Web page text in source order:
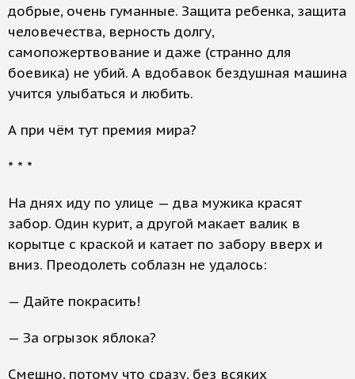
добрые, очень гуманные. Защита ребенка, защита
человечества, верность долгу,
самопожертвование и даже (странно для
боевика) не убий. А вдобавок бездушная машина
учится улыбаться и любить.
А при чём тут премия мира?
* * *
На днях иду по улице — два мужика красят
забор. Один курит, а другой макает валик в
корытце с краской и катает по забору вверх и
вниз. Преодолеть соблазн не удалось:
— Дайте покрасить!
— За огрызок яблока?
Смешно, потому что сразу, без всяких